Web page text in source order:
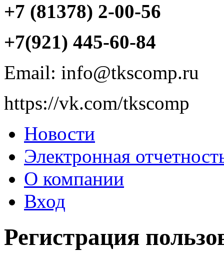
+7 (81378) 2-00-56
+7(921) 445-60-84
Email: info@tkscomp.ru
https://vk.com/tkscomp
Новости
Электронная
О компании
Вход
Регистрация